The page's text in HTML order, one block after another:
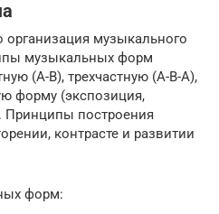
музыкального
музыкальных форм
(A-B), трехчастную (A-B-A),
форму (экспозиция,
Принципы построения
контрасте и развитии
форм: